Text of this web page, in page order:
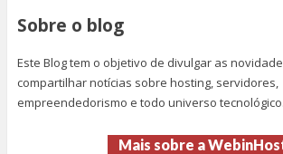
Sobre o blog
Este Blog tem o objetivo de divulgar as
compartilhar notícias sobre hosting, servidores,
empreendedorismo e todo universo tecnológico.
Mais sobre a